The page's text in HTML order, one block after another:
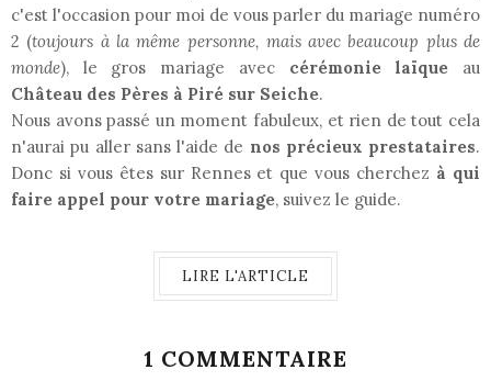
c'est l'occasion pour moi de vous parler du mariage numéro
2 (toujours à la même personne, mais avec beaucoup plus de
monde), le gros mariage aveccérémonie laïque au
Château des Pères à Piré sur Seiche.
Nous avons passé un moment fabuleux, et rien de tout cela
n'aurai pu aller sans l'aide de nos précieux prestataires.
Donc si vous êtes sur Rennes et que vous cherchez à qui
faire appel pour votre mariage, suivez le guide.
LIRE L'ARTICLE
1 COMMENTAIRE